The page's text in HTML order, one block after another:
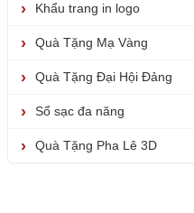
Khẩu trang in logo
Quà Tặng Mạ Vàng
Quà Tặng Đại Hội Đảng
Sổ sạc đa năng
Quà Tặng Pha Lê 3D